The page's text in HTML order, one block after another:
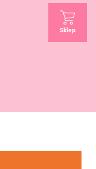
Sklep